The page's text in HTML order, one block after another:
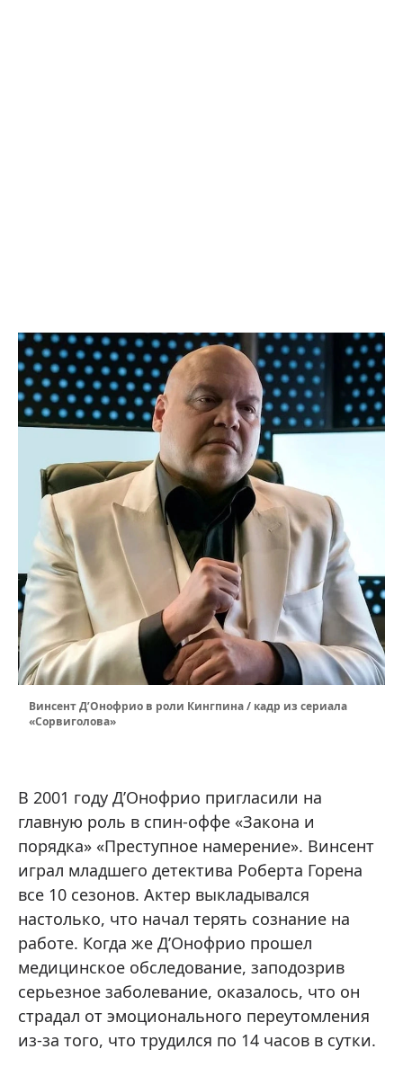
Винсент Д’Онофрио в роли Кингпина / кадр из сериала
«Сорвиголова»
В 2001 году Д’Онофрио пригласили на
главную роль в спин-оффе «Закона и
порядка» «Преступное намерение». Винсент
играл младшего детектива Роберта Горена
все 10 сезонов. Актер выкладывался
настолько, что начал терять сознание на
работе. Когда же Д’Онофрио прошел
медицинское обследование, заподозрив
серьезное заболевание, оказалось, что он
страдал от эмоционального переутомления
из-за того, что трудился по 14 часов в сутки.